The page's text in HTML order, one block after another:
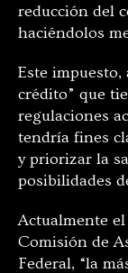
reducción del
haciéndolos
Este
crédito” que
regulaciones
tendría fines
y priorizar la
posibilidades
Actualmente
Comisión de
Federal, “la